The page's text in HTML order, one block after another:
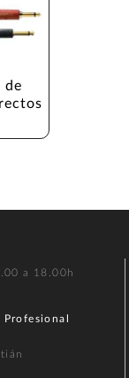
de
a 18.00h